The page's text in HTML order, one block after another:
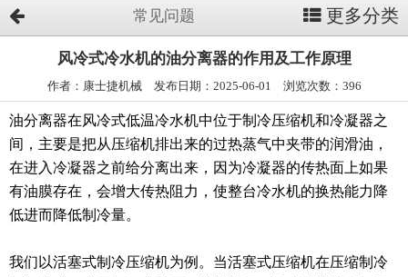
常见问题 更多分类
风冷式冷水机的油分离器的作用及工作原理
作者：康士捷机械 发布日期：2025-06-01 浏览次数：396
油分离器在风冷式低温冷水机中位于制冷压缩机和冷凝器之
间，主要是把从压缩机排出来的过热蒸气中夹带的润滑油，
在进入冷凝器之前给分离出来，因为冷凝器的传热面上如果
有油膜存在，会增大传热阻力，使整台冷水机的换热能力降
低进而降低制冷量。
我们以活塞式制冷压缩机为例。当活塞式压缩机在压缩制冷